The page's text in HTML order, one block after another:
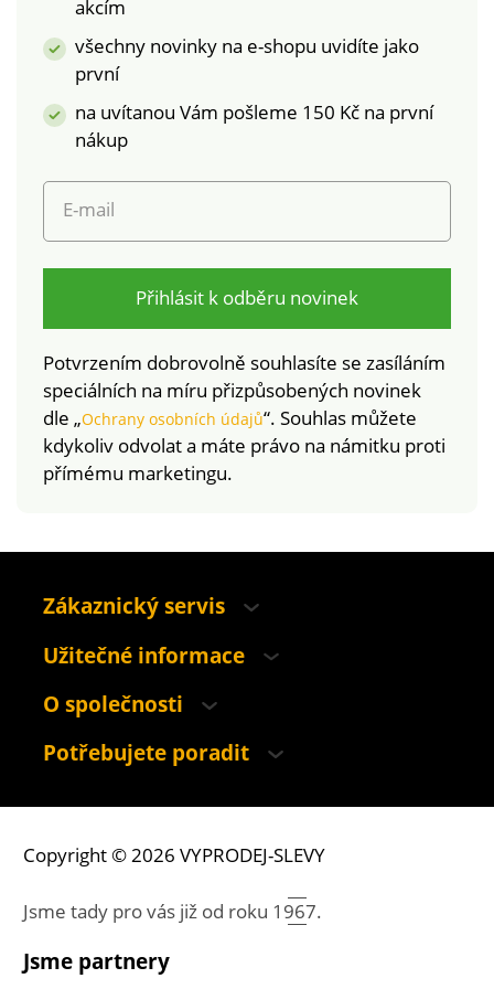
2023), který zaručuje,
že výrobek obsahuje
nejméně 95 %
certifikovaných
ekologických vláken.
Z bavlny pocházející z
zemědělství,
pěstované bez použití
pesticidů, hnojiv a
chemických
prostředků. Perte v
akcím
všechny novinky na e-shopu uvidíte jako
první
na uvítanou Vám pošleme 150 Kč na první
nákup
E-mail
Přihlásit k odběru novinek
Potvrzením dobrovolně souhlasíte se zasíláním
speciálních na míru přizpůsobených novinek
dle „Ochrany osobních údajů“. Souhlas můžete
kdykoliv odvolat a máte právo na námitku proti
přímému marketingu.
Zákaznický servis
Užitečné informace
O společnosti
Potřebujete poradit
Copyright © 2026 VYPRODEJ-SLEVY
Jsme tady pro vás již od roku 1967.
Jsme partnery